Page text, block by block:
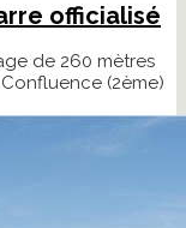
officialisé
de 260 mètres
(2ème)